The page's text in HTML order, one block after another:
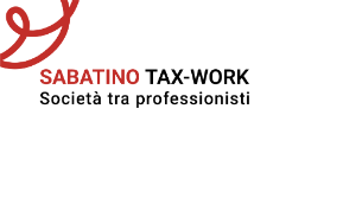
Salta al contenuto principale